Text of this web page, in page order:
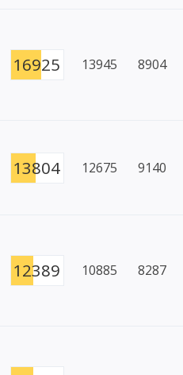
16925 13945 8904
13804 12675 9140
12389 10885 8287